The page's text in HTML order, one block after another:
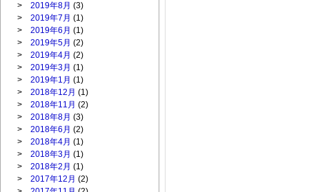
> 2019年8月 (3)
> 2019年7月 (1)
> 2019年6月 (1)
> 2019年5月 (2)
> 2019年4月 (2)
> 2019年3月 (1)
> 2019年1月 (1)
> 2018年12月 (1)
> 2018年11月 (2)
> 2018年8月 (3)
> 2018年6月 (2)
> 2018年4月 (1)
> 2018年3月 (1)
> 2018年2月 (1)
> 2017年12月 (2)